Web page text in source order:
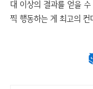
대 이상의 결과를 얻을
찍 행동하는 게 최고의 컨